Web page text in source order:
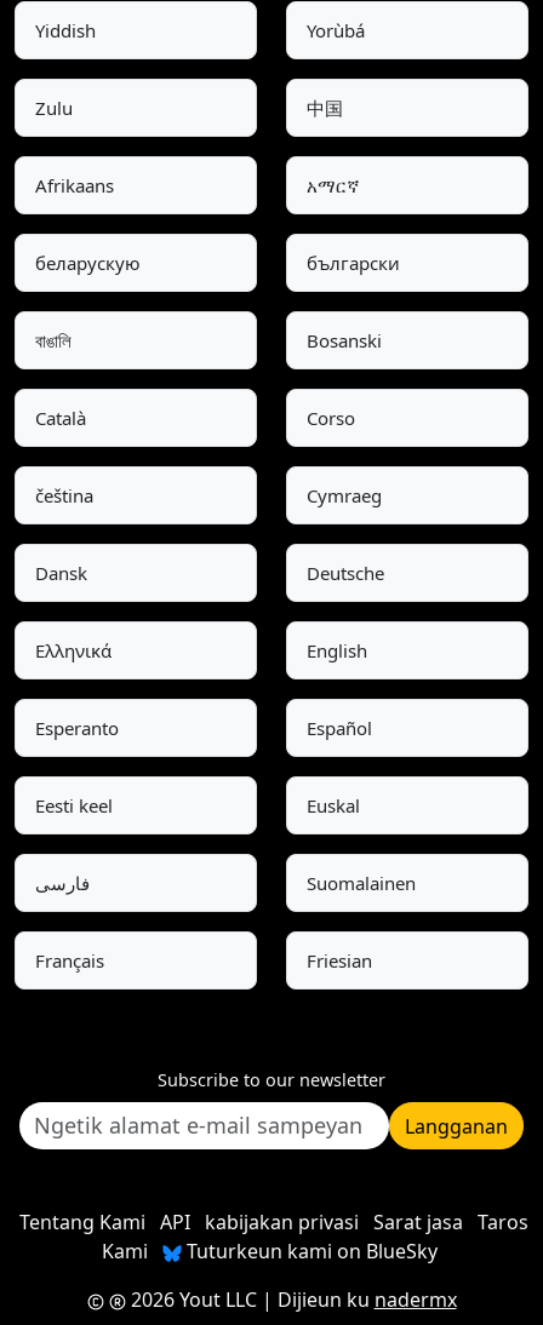
Yiddish Yorùbá
Zulu 中国
Afrikaans አማርኛ
беларускую български
বাঙালি Bosanski
Català Corso
čeština Cymraeg
Dansk Deutsche
Ελληνικά English
Esperanto Español
Eesti keel Euskal
فارسی Suomalainen
Français Friesian
Subscribe to our newsletter
Langganan
Tentang Kami API kabijakan privasi Sarat jasa Taros
Kami
Tuturkeun kami on BlueSky
2026 Yout LLC| Dijieun ku nadermx